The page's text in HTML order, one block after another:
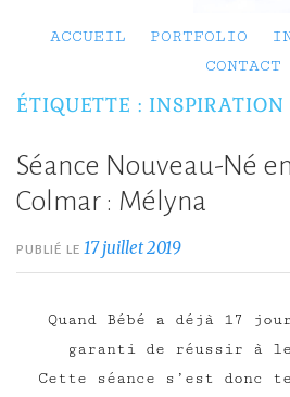
ACCUEIL PORTFOLIO
CONTACT
ÉTIQUETTE : INSPIRATION
Séance Nouveau-Né
Colmar : Mélyna
PUBLIÉ LE 17 juillet 2019
Quand Bébé a déjà 17
garanti de réussir à
Cette séance s’est donc